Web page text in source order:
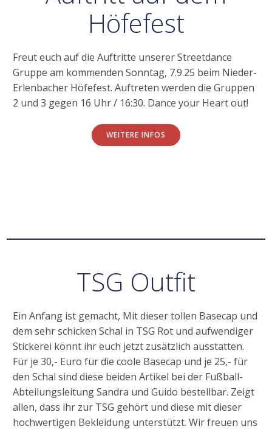
Höfefest
Freut euch auf die Auftritte unserer Streetdance
Gruppe am kommenden Sonntag, 7.9.25 beim Nieder-
Erlenbacher Höfefest. Auftreten werden die Gruppen
2 und 3 gegen 16 Uhr / 16:30. Dance your Heart out!
WEITERE INFOS
TSG Outfit
Ein Anfang ist gemacht, Mit dieser tollen Basecap und
dem sehr schicken Schal in TSG Rot und aufwendiger
Stickerei könnt ihr euch jetzt zusätzlich ausstatten.
Für je 30,- Euro für die coole Basecap und je 25,- für
den Schal sind diese beiden Artikel bei der Fußball-
Abteilungsleitung Sandra und Guido bestellbar. Zeigt
allen, dass ihr zur TSG gehört und diese mit dieser
hochwertigen Bekleidung unterstützt. Wir freuen uns